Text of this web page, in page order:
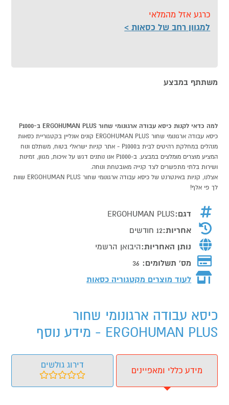
כרגע אזל מהמלאי
למגוון רחב של כסאות
משתתף במבצע
למה כדאי לקנות כיסא עבודה ארגונומי שחור ERGOHUMAN PLUS ב-P1000
כיסא עבודה ארגונומי שחור ERGOHUMAN PLUS קונים אונליין בקטגוריית כסאות
מנהלים במחלקת רהיטים לבית בP1000 - אתר קניות ישראלי בטוח, משתלם ונוח
המציע מוצרים מומלצים במבצע. ב-P1000 אנו נותנים דגש על איכות, מגוון, זמינות
ושירות בלתי מתפשרים לצד קנייה מאובטחת ונוחה.
אצלנו, קניות באינטרנט של כיסא עבודה ארגונומי שחור ERGOHUMAN PLUS שוות
לך פי אלף!
דגם:ERGOHUMAN PLUS
אחריות:12 חודשים
נותן האחריות:היבואן הרשמי
מס' תשלומים: 36
לעוד מוצרים מקטגוריה כסאות
כיסא עבודה ארגונומי שחור
ERGOHUMAN PLUS - מידע נוסף
מידע כללי ומאפיינים
דירוג גולשים